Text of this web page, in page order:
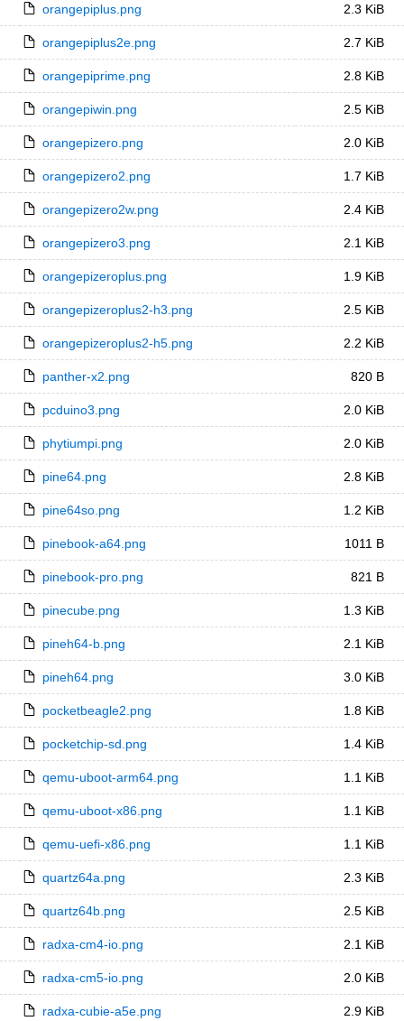
orangepiplus.png 2.3 KiB
orangepiplus2e.png 2.7 KiB
orangepiprime.png 2.8 KiB
orangepiwin.png 2.5 KiB
orangepizero.png 2.0 KiB
orangepizero2.png 1.7 KiB
orangepizero2w.png 2.4 KiB
orangepizero3.png 2.1 KiB
orangepizeroplus.png 1.9 KiB
orangepizeroplus2-h3.png 2.5 KiB
orangepizeroplus2-h5.png 2.2 KiB
panther-x2.png 820 B
pcduino3.png 2.0 KiB
phytiumpi.png 2.0 KiB
pine64.png 2.8 KiB
pine64so.png 1.2 KiB
pinebook-a64.png 1011 B
pinebook-pro.png 821 B
pinecube.png 1.3 KiB
pineh64-b.png 2.1 KiB
pineh64.png 3.0 KiB
pocketbeagle2.png 1.8 KiB
pocketchip-sd.png 1.4 KiB
qemu-uboot-arm64.png 1.1 KiB
qemu-uboot-x86.png 1.1 KiB
qemu-uefi-x86.png 1.1 KiB
quartz64a.png 2.3 KiB
quartz64b.png 2.5 KiB
radxa-cm4-io.png 2.1 KiB
radxa-cm5-io.png 2.0 KiB
radxa-cubie-a5e.png 2.9 KiB